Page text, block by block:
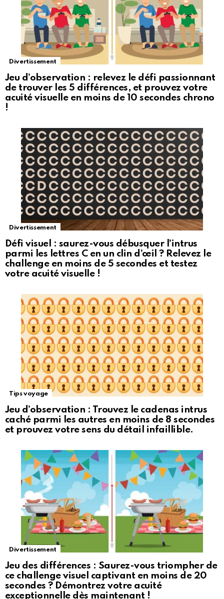
Divertissement
Jeu d’observation : relevez le défi passionnant
de trouver les 5 différences, et prouvez votre
acuité visuelle en moins de 10 secondes chrono
!
Divertissement
Défi visuel : saurez-vous débusquer l’intrus
parmi les lettres C en un clin d’œil ? Relevez le
challenge en moins de 5 secondes et testez
votre acuité visuelle !
Tips voyage
Jeu d’observation : Trouvez le cadenas intrus
caché parmi les autres en moins de 8 secondes
et prouvez votre sens du détail infaillible.
Divertissement
Jeu des différences : Saurez-vous triompher de
ce challenge visuel captivant en moins de 20
secondes ? Démontrez votre acuité
exceptionnelle dès maintenant !